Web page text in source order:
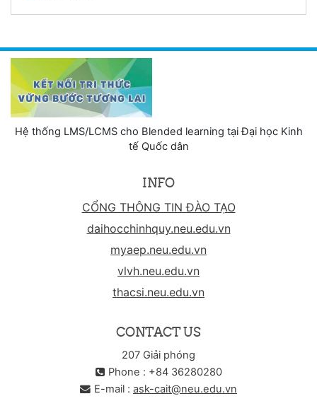
Hệ thống LMS/LCMS cho Blended learning tại Đại học Kinh
tế Quốc dân
INFO
CỔNG THÔNG TIN ĐÀO TẠO
daihocchinhquy.neu.edu.vn
myaep.neu.edu.vn
vlvh.neu.edu.vn
thacsi.neu.edu.vn
CONTACT US
207 Giải phóng
Phone : +84 36280280
E-mail : ask-cait@neu.edu.vn